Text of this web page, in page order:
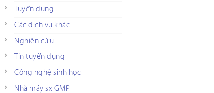
Tuyển dụng
Các dịch vụ khác
Nghiên cứu
Tin tuyển dụng
Công nghệ sinh học
Nhà máy sx GMP